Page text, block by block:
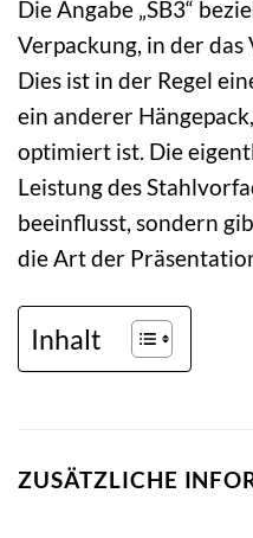
Die Angabe „SB3“
Verpackung, in der
Dies ist in der Regel
ein anderer
optimiert ist. Die
Leistung des
beeinflusst, sondern
die Art der
Inhalt
ZUSÄTZLICHE